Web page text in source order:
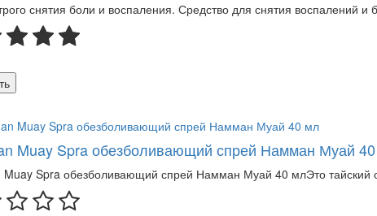
снятия боли и воспаления. Средство для снятия воспалений и
Muay Spra обезболивающий спрей Намман Муай
Muay Spra обезболивающий спрей Намман Муай 40 млЭто